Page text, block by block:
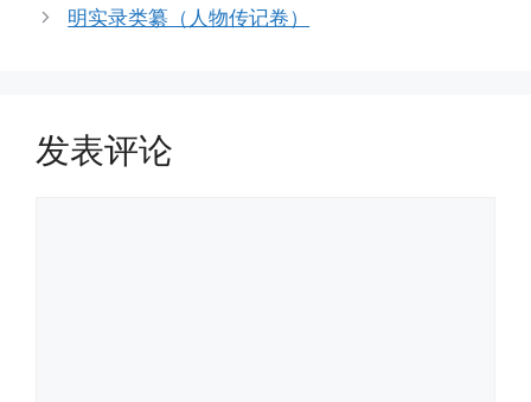
明实录类纂（人物传记卷）
发表评论